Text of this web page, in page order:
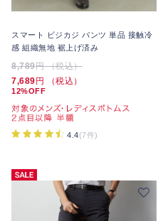
スマート ビジカジ パンツ 単品 接触冷
感 組織無地 裾上げ済み
8,789円 （税込）
7,689円 （税込）
12%OFF
4.4(7件)